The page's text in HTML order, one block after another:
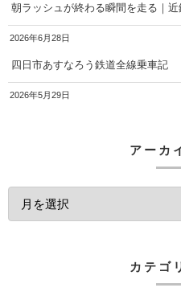
朝ラッシュが終わる瞬間を走る｜
2026年6月28日
四日市あすなろう鉄道全線乗車記
2026年5月29日
アーカ
カテゴ